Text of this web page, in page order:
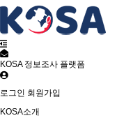
KOSA 정보조사 플랫폼
로그인 회원가입
KOSA소개